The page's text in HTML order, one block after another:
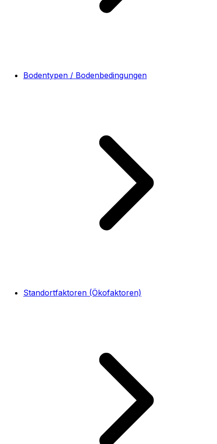
Bodentypen / Bodenbedingungen
Standortfaktoren (Ökofaktoren)